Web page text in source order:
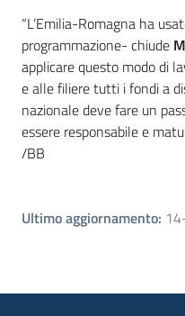
“L’Emilia-Romagna ha
programmazione- chiude
applicare questo modo di
e alle filiere tutti i fondi a
nazionale deve fare un
essere responsabile e
/BB
Ultimo aggiornamento: